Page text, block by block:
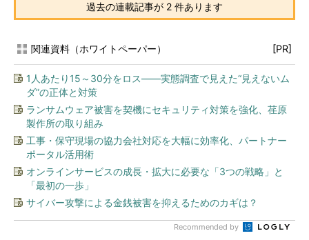
過去の連載記事が 2 件あります
関連資料（ホワイトペーパー） [PR]
1人あたり15～30分をロス――実態調査で見えた“見えないム
ダ”の正体と対策
ランサムウェア被害を契機にセキュリティ対策を強化、荏原
製作所の取り組み
工事・保守現場の協力会社対応を大幅に効率化、パートナー
ポータル活用術
オンラインサービスの成長・拡大に必要な「3つの戦略」と
「最初の一歩」
サイバー攻撃による金銭被害を抑えるためのカギは？
Recommended by